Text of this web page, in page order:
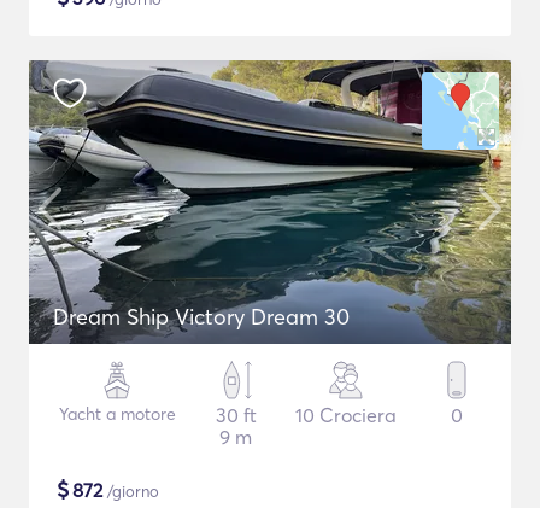
Dream Ship Victory Dream 30
Yacht a motore
30 ft
9 m
10 Crociera 0
$872/giorno